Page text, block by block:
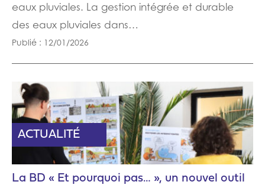
eaux pluviales. La gestion intégrée et durable
des eaux pluviales dans…
Publié : 12/01/2026
ACTUALITÉ
La BD « Et pourquoi pas… », un nouvel outil